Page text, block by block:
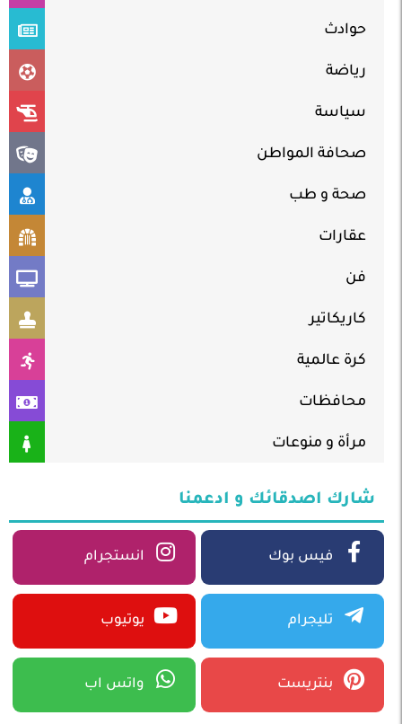
حوادث
رياضة
سياسة
صحافة المواطن
صحة و طب
عقارات
فن
كاريكاتير
كرة عالمية
محافظات
مرأة و منوعات
شارك اصدقائك و ادعمنا
فيس بوك انستجرام
تليجرام يوتيوب
بنتريست واتس اب